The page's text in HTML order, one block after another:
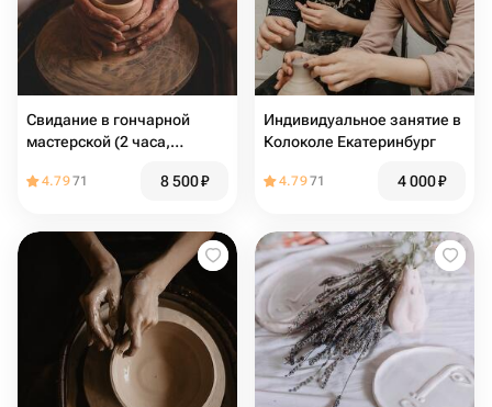
Свидание в гончарной
мастерской (2 часа,
Екатеринбурге
4.7971 8 500₽
Индивидуальное занятие в
Колоколе Екатеринбург
4.7971 4 000₽